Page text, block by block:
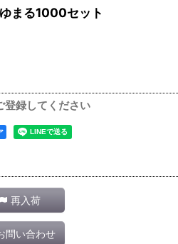
まる1000セット
登録してください
再入荷
問い合わせ